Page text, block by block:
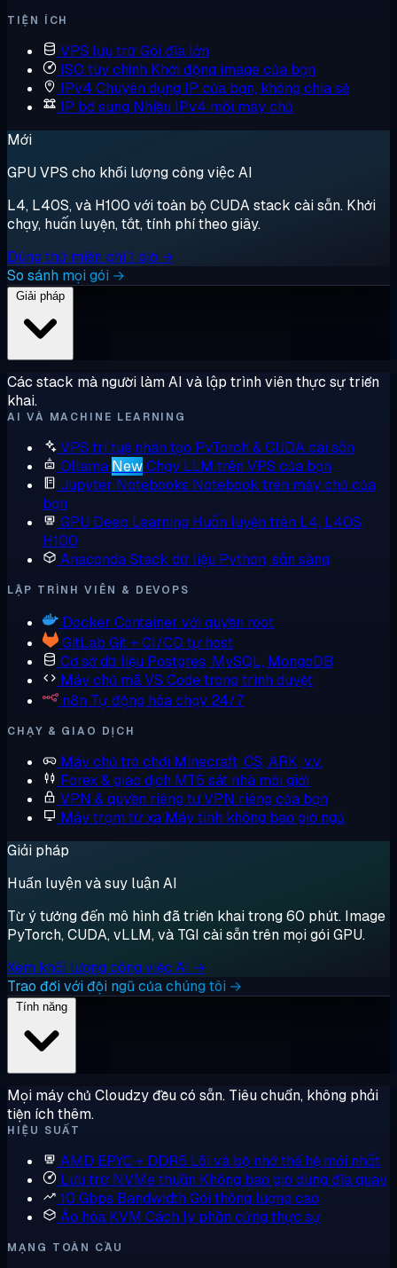
TIỆN ÍCH
VPS lưu trữGói đĩa lớn
ISO tùy chỉnh Khởi động image của bạn
IPv4 Chuyên dụng IP của bạn, không chia sẻ
IP bổ sung Nhiều IPv4 mỗi máy chủ
Mới
GPU VPS cho khối lượng công việc AI
L4, L40S, và H100 với toàn bộ CUDA stack cài sẵn. Khởi
chạy, huấn luyện, tắt, tính phí theo giây.
Dùng thử miễn phí 1 giờ →
So sánh mọi gói →
Các stack mà người làm AI và lập trình viên thực sự triển
khai.
AI VÀ MACHINE LEARNING
VPS trí tuệ nhân tạo PyTorch & CUDA cài sẵn
Ollama NewChạy LLM trên VPS của bạn
Jupyter Notebooks Notebook trên máy chủ của
bạn
GPU Deep Learning Huấn luyện trên L4, L40S,
H100
AnacondaStack dữ liệu Python, sẵn sàng
LẬP TRÌNH VIÊN & DEVOPS
Docker Container với quyền root
GitLab Git + CI/CD tự host
Cơ sở dữ liệu Postgres, MySQL, MongoDB
Máy chủ mãVS Code trong trình duyệt
n8n Tự động hóa chạy 24/7
CHẠY & GIAO DỊCH
Máy chủ trò chơi Minecraft, CS, ARK, v.v.
Forex & giao dịch MT5 sát nhà môi giới
VPN & quyền riêng tưVPN riêng của bạn
Máy trạm từ xa Máy tính không bao giờ ngủ
Giải pháp
Huấn luyện và suy luận AI
Từ ý tưởng đến mô hình đã triển khai trong 60 phút. Image
PyTorch, CUDA, vLLM, và TGI cài sẵn trên mọi gói GPU.
Xem khối lượng công việc AI →
Trao đổi với đội ngũ của chúng tôi →
Mọi máy chủ Cloudzy đều có sẵn. Tiêu chuẩn, không phải
tiện ích thêm.
HIỆU SUẤT
AMD EPYC + DDR5 Lõi và bộ nhớ thế hệ mới nhất
Lưu trữ NVMe thuần Không bao giờ dùng đĩa quay
10 Gbps Bandwidth Gói thông lượng cao
Ảo hóa KVM Cách ly phần cứng thực sự
MẠNG TOÀN CẦU